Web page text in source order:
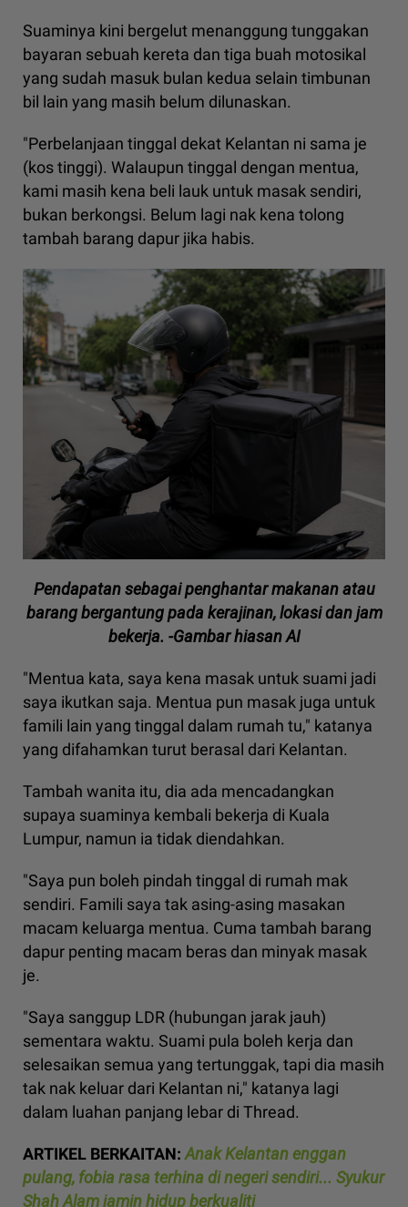
Suaminya kini bergelut menanggung tunggakan
bayaran sebuah kereta dan tiga buah motosikal
yang sudah masuk bulan kedua selain timbunan
bil lain yang masih belum dilunaskan.
"Perbelanjaan tinggal dekat Kelantan ni sama je
(kos tinggi). Walaupun tinggal dengan mentua,
kami masih kena beli lauk untuk masak sendiri,
bukan berkongsi. Belum lagi nak kena tolong
tambah barang dapur jika habis.
Pendapatan sebagai penghantar makanan atau
barang bergantung pada kerajinan, lokasi dan jam
bekerja. -Gambar hiasan AI
"Mentua kata, saya kena masak untuk suami jadi
saya ikutkan saja. Mentua pun masak juga untuk
famili lain yang tinggal dalam rumah tu," katanya
yang difahamkan turut berasal dari Kelantan.
Tambah wanita itu, dia ada mencadangkan
supaya suaminya kembali bekerja di Kuala
Lumpur, namun ia tidak diendahkan.
"Saya pun boleh pindah tinggal di rumah mak
sendiri. Famili saya tak asing-asing masakan
macam keluarga mentua. Cuma tambah barang
dapur penting macam beras dan minyak masak
je.
"Saya sanggup LDR (hubungan jarak jauh)
sementara waktu. Suami pula boleh kerja dan
selesaikan semua yang tertunggak, tapi dia masih
tak nak keluar dari Kelantan ni," katanya lagi
dalam luahan panjang lebar di Thread.
ARTIKEL BERKAITAN: Anak Kelantan enggan
pulang, fobia rasa terhina di negeri sendiri... Syukur
Shah Alam jamin hidup berkualiti